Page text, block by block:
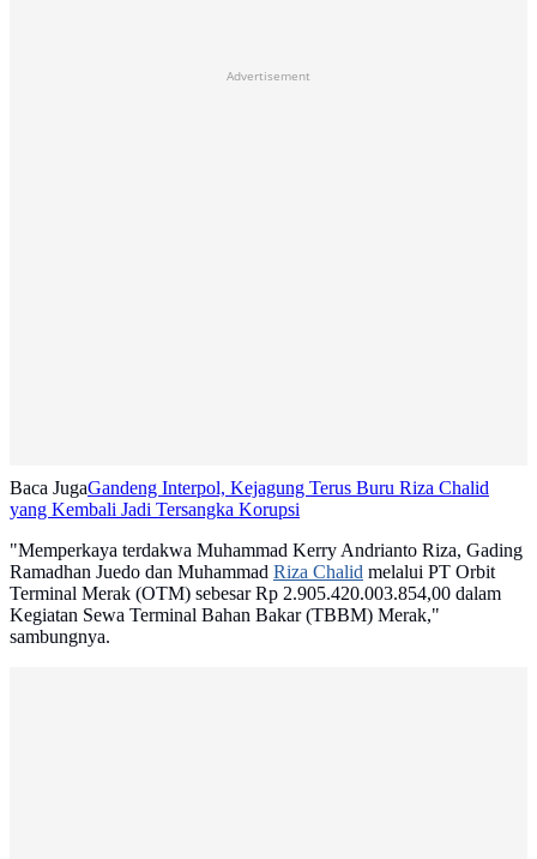
Advertisement
Baca JugaGandeng Interpol, Kejagung Terus Buru Riza Chalid
yang Kembali Jadi Tersangka Korupsi
"Memperkaya terdakwa Muhammad Kerry Andrianto Riza, Gading
Ramadhan Juedo dan Muhammad Riza Chalid melalui PT Orbit
Terminal Merak (OTM) sebesar Rp 2.905.420.003.854,00 dalam
Kegiatan Sewa Terminal Bahan Bakar (TBBM) Merak,"
sambungnya.